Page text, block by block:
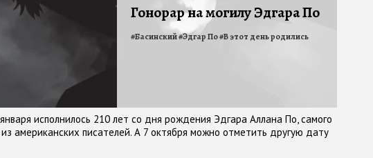
Гонорар на могилу Эдгара По
исполнилось 210 лет со дня рождения Эдгара Аллана По, самого
американских писателей. А 7 октября можно отметить другую дату
#Басинский#Эдгар По#В этот день родились